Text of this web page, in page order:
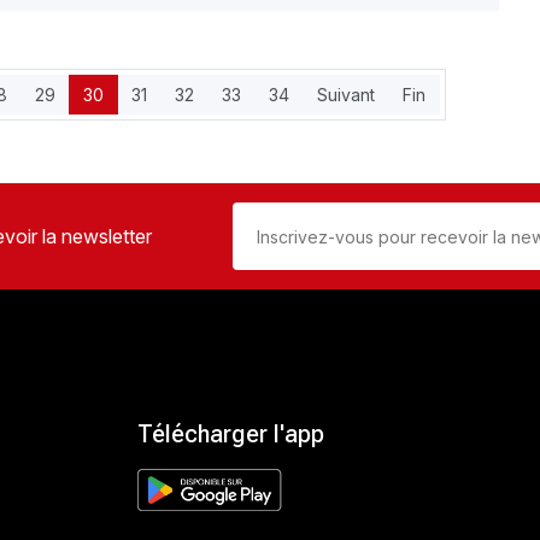
29 30 31 32 33 34 Suivant Fin
la newsletter
Télécharger l'app